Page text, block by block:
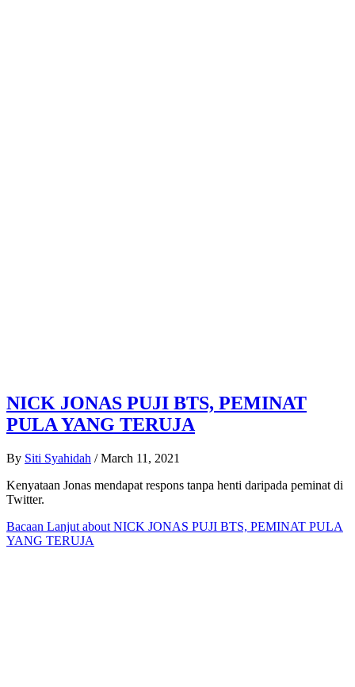
NICK JONAS PUJI BTS, PEMINAT
PULA YANG TERUJA
By Siti Syahidah / March 11, 2021
Kenyataan Jonas mendapat respons tanpa henti daripada peminat di
Twitter.
Bacaan Lanjut about NICK JONAS PUJI BTS, PEMINAT PULA
YANG TERUJA